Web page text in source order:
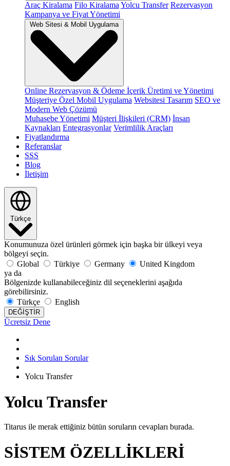
Araç Kiralama Filo Kiralama Yolcu Transfer Rezervasyon
Kampanya ve Fiyat Yönetimi
Web Sitesi & Mobil Uygulama
Online Rezervasyon & Ödeme İçerik Üretimi ve Yönetimi
Müşteriye Özel Mobil Uygulama Websitesi Tasarım SEO ve
Modern Web Çözümü
Muhasebe Yönetimi Müşteri İlişkileri (CRM) İnsan
Kaynakları Entegrasyonlar Verimlilik Araçları
Fiyatlandırma
Referanslar
SSS
Blog
İletişim
Türkçe
Konumunuza özel ürünleri görmek için başka bir ülkeyi veya
bölgeyi seçin.
Global
Türkiye Germany
United Kingdom
ya da
Bölgenizde kullanabileceğiniz dil seçeneklerini aşağıda
görebilirsiniz.
Türkçe
English
DEĞİŞTİR
Ücretsiz Dene
Sık Sorulan Sorular
Yolcu Transfer
Yolcu Transfer
Titarus ile merak ettiğiniz bütün soruların cevapları burada.
SİSTEM ÖZELLİKLERİ